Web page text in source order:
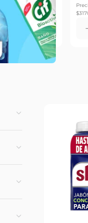
nacionales
Agregar
Precio